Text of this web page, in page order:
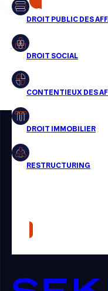
Droit public des affaires
Droit social
Droit immobilier
Restructuring
Presse
jour
Aucun résultats pour cette